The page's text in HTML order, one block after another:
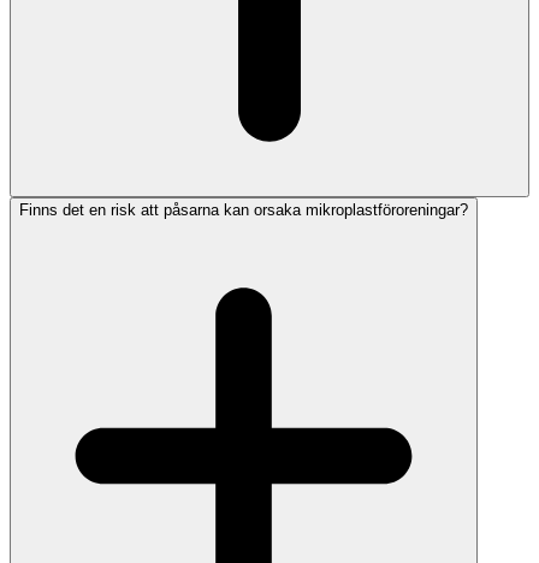
Finns det en risk att påsarna kan orsaka mikroplastföroreningar?